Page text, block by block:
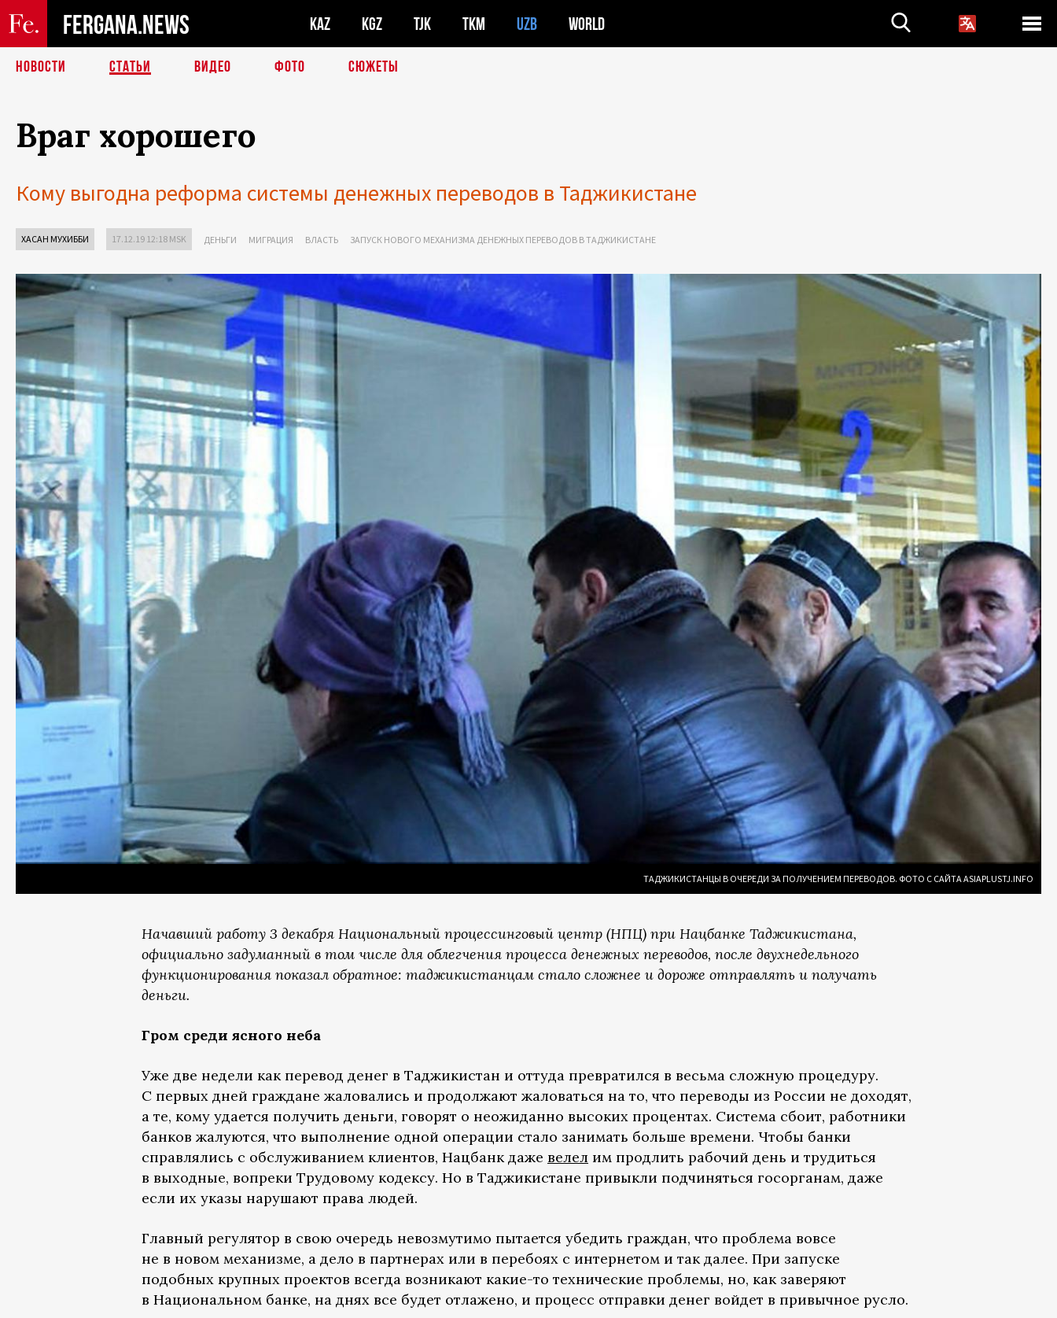
FERGANA.NEWS KAZ KGZ TJK TKM UZB WORLD
НОВОСТИ СТАТЬИ ВИДЕО ФОТО СЮЖЕТЫ
Враг хорошего
Кому выгодна реформа системы денежных переводов в Таджикистане
ХАСАН МУХИББИ 17.12.19 12:18 MSK ДЕНЬГИ МИГРАЦИЯ ВЛАСТЬ ЗАПУСК НОВОГО МЕХАНИЗМА ДЕНЕЖНЫХ ПЕРЕВОДОВ В ТАДЖИКИСТАНЕ
ТАДЖИКИСТАНЦЫ В ОЧЕРЕДИ ЗА ПОЛУЧЕНИЕМ ПЕРЕВОДОВ. ФОТО С САЙТА ASIAPLUSTJ.INFO
Начавший работу 3 декабря Национальный процессинговый центр (НПЦ) при Нацбанке Таджикистана,
официально задуманный в том числе для облегчения процесса денежных переводов, после двухнедельного
функционирования показал обратное: таджикистанцам стало сложнее и дороже отправлять и получать
деньги.
Гром среди ясного неба
Уже две недели как перевод денег в Таджикистан и оттуда превратился в весьма сложную процедуру.
С первых дней граждане жаловались и продолжают жаловаться на то, что переводы из России не доходят,
а те, кому удается получить деньги, говорят о неожиданно высоких процентах. Система сбоит, работники
банков жалуются, что выполнение одной операции стало занимать больше времени. Чтобы банки
справлялись с обслуживанием клиентов, Нацбанк даже велел им продлить рабочий день и трудиться
в выходные, вопреки Трудовому кодексу. Но в Таджикистане привыкли подчиняться госорганам, даже
если их указы нарушают права людей.
Главный регулятор в свою очередь невозмутимо пытается убедить граждан, что проблема вовсе
не в новом механизме, а дело в партнерах или в перебоях с интернетом и так далее. При запуске
подобных крупных проектов всегда возникают какие-то технические проблемы, но, как заверяют
в Национальном банке, на днях все будет отлажено, и процесс отправки денег войдет в привычное русло.